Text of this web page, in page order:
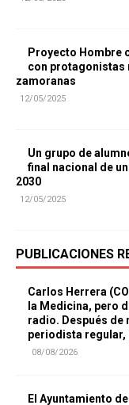
Proyecto Hombre
con protagonistas
zamoranas
12/05/2025
Un grupo de
final nacional de
2030
12/05/2025
PUBLICACIONES
Carlos Herrera
la Medicina, pero
radio. Después de
periodista regular,
08/08/2026
El Ayuntamiento